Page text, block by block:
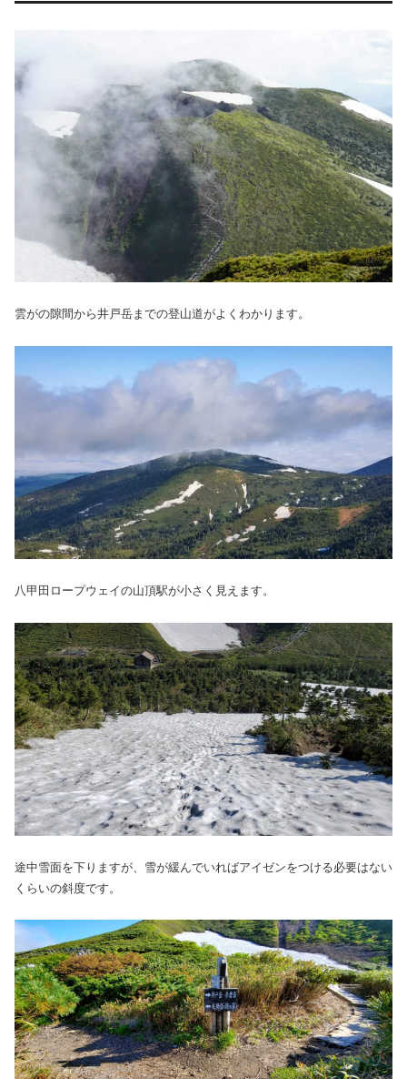
雲がの隙間から井戸岳までの登山道がよくわかります。
八甲田ロープウェイの山頂駅が小さく見えます。
途中雪面を下りますが、雪が緩んでいればアイゼンをつける必要はない
くらいの斜度です。